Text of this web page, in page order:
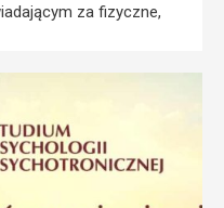
za fizyczne,